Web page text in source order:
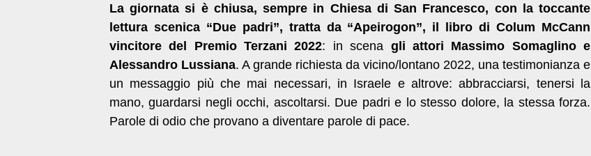
La giornata si è chiusa, sempre in Chiesa di San Francesco, con la toccante
lettura scenica “Due padri”, tratta da “Apeirogon”, il libro di Colum McCann
vincitore del Premio Terzani 2022: in scena gli attori Massimo Somaglino e
Alessandro Lussiana. A grande richiesta da vicino/lontano 2022, una testimonianza e
un messaggio più che mai necessari, in Israele e altrove: abbracciarsi, tenersi la
mano, guardarsi negli occhi, ascoltarsi. Due padri e lo stesso dolore, la stessa forza.
Parole di odio che provano a diventare parole di pace.